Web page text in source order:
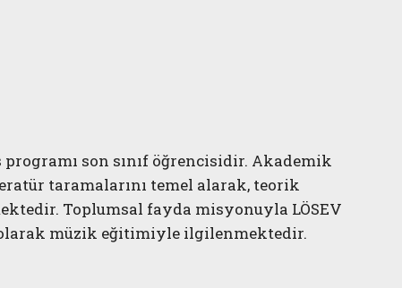
son sınıf öğrencisidir. Akademik
taramalarını temel alarak, teorik
Toplumsal fayda misyonuyla LÖSEV
müzik eğitimiyle ilgilenmektedir.